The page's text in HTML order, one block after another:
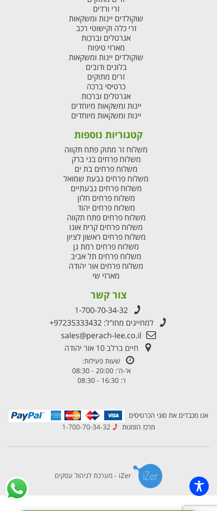
זרי ורדים
שוקולדים יינות ומשקאות
זרי כלה וקישוטי רכב
אגרטלים וברכות
מארזי טיפוח
שוקולדים יינות ומשקאות
בלונים ודובים
זרים מתוקים
כרטיסי ברכה
אגרטלים וברכות
יינות ומשקאות מיוחדים
יינות ומשקאות מיוחדים
קטגוריות נוספות
משלוח זר מתוק פתח תקווה
משלוח פרחים בני ברק
משלוח פרחים בת ים
משלוח פרחים גבעת שמואל
משלוח פרחים גבעתיים
משלוח פרחים חלון
משלוח פרחים יהוד
משלוח פרחים פתח תקווה
משלוח פרחים קרית אונו
משלוח פרחים ראשון לציון
משלוח פרחים רמת גן
משלוח פרחים תל אביב
משלוח פרחים אור יהודה
מארזי שי
צור קשר
1-700-70-34-32
למחייגים מחו"ל:+97235333432
sales@perach-lee.co.il
חיים ברלב 10 אור יהודה
שעות פעילות:
א'-ה': 20:00 - 08:30
ו': 16:30 - 08:30
אנו מכבדים את סוגי הכרטיסים
מרכז הזמנות
iZer - מערכת לניהול עסקים
×